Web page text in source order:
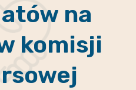
na
komisji